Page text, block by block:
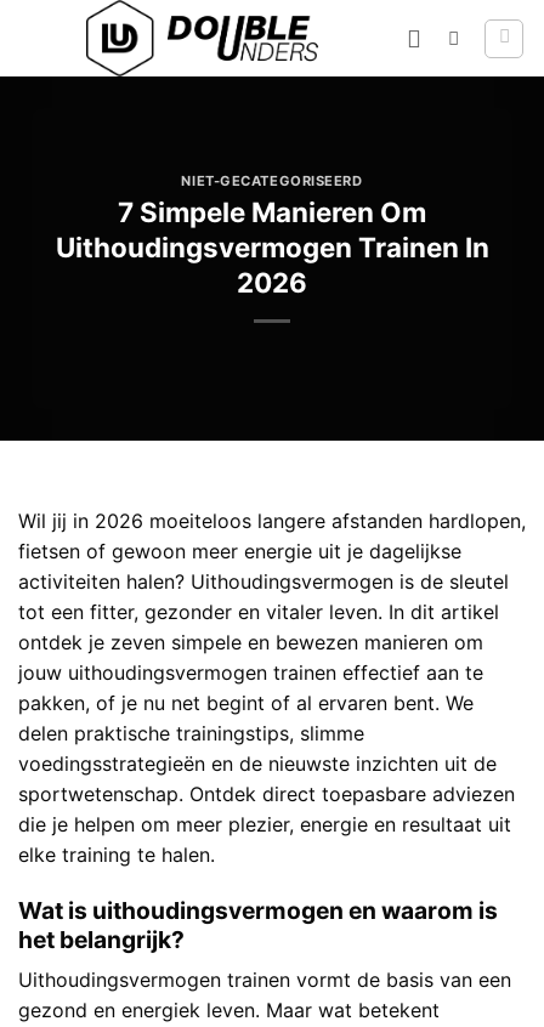
inhoud
NIET-GECATEGORISEERD
7 Simpele Manieren Om
Uithoudingsvermogen Trainen In
2026
Wil jij in 2026 moeiteloos langere afstanden hardlopen,
fietsen of gewoon meer energie uit je dagelijkse
activiteiten halen? Uithoudingsvermogen is de sleutel
tot een fitter, gezonder en vitaler leven. In dit artikel
ontdek je zeven simpele en bewezen manieren om
jouw uithoudingsvermogen trainen effectief aan te
pakken, of je nu net begint of al ervaren bent. We
delen praktische trainingstips, slimme
voedingsstrategieën en de nieuwste inzichten uit de
sportwetenschap. Ontdek direct toepasbare adviezen
die je helpen om meer plezier, energie en resultaat uit
elke training te halen.
Wat is uithoudingsvermogen en waarom is
het belangrijk?
Uithoudingsvermogen trainen vormt de basis van een
gezond en energiek leven. Maar wat betekent